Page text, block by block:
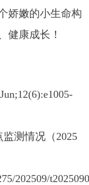
娇嫩的小生命构
健康成长！
测情况（2025
202509/